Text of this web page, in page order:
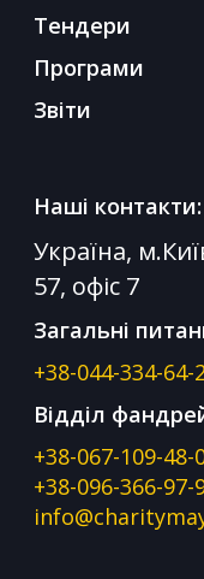
Тендери
Програми
Звіти
Наші контакти:
Україна,
57, офіс 7
Загальні
+38-044-334-64-
Відділ
+38-067-109-48-
+38-096-366-97-